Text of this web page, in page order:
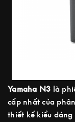
Yamaha N3 là
cấp nhất của
thiết kế kiểu